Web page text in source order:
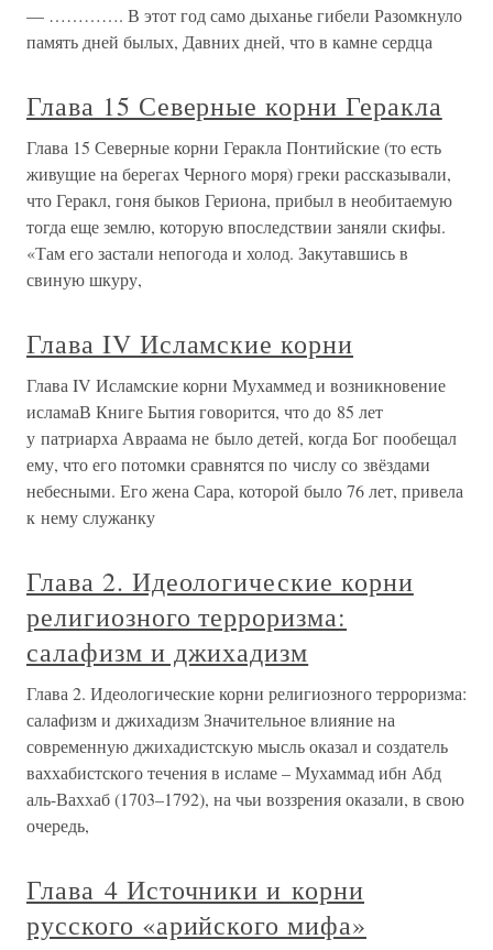
— …………. В этот год само дыханье гибели Разомкнуло
память дней былых, Давних дней, что в камне сердца
Глава 15 Северные корни Геракла
Глава 15 Северные корни Геракла Понтийские (то есть
живущие на берегах Черного моря) греки рассказывали,
что Геракл, гоня быков Гериона, прибыл в необитаемую
тогда еще землю, которую впоследствии заняли скифы.
«Там его застали непогода и холод. Закутавшись в
свиную шкуру,
Глава IV Исламские корни
Глава IV Исламские корни Мухаммед и возникновение
исламаВ Книге Бытия говорится, что до 85 лет
у патриарха Авраама не было детей, когда Бог пообещал
ему, что его потомки сравнятся по числу со звёздами
небесными. Его жена Сара, которой было 76 лет, привела
к нему служанку
Глава 2. Идеологические корни
религиозного терроризма:
салафизм и джихадизм
Глава 2. Идеологические корни религиозного терроризма:
салафизм и джихадизм Значительное влияние на
современную джихадистскую мысль оказал и создатель
ваххабистского течения в исламе – Мухаммад ибн Абд
аль-Ваххаб (1703–1792), на чьи воззрения оказали, в свою
очередь,
Глава 4 Источники и корни
русского «арийского мифа»